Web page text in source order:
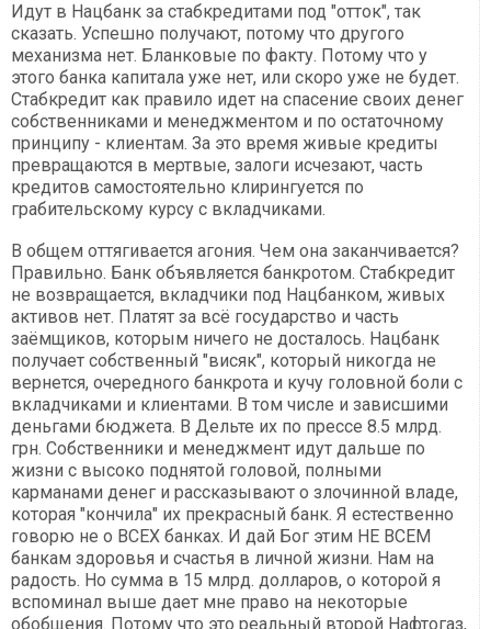
Идут в Нацбанк за стабкредитами под "отток", так
сказать. Успешно получают, потому что другого
механизма нет. Бланковые по факту. Потому что у
этого банка капитала уже нет, или скоро уже не будет.
Стабкредит как правило идет на спасение своих денег
собственниками и менеджментом и по остаточному
принципу - клиентам. За это время живые кредиты
превращаются в мертвые, залоги исчезают, часть
кредитов самостоятельно клирингуется по
грабительскому курсу с вкладчиками.
В общем оттягивается агония. Чем она заканчивается?
Правильно. Банк объявляется банкротом. Стабкредит
не возвращается, вкладчики под Нацбанком, живых
активов нет. Платят за всё государство и часть
заёмщиков, которым ничего не досталось. Нацбанк
получает собственный "висяк", который никогда не
вернется, очередного банкрота и кучу головной боли с
вкладчиками и клиентами. В том числе и зависшими
деньгами бюджета. В Дельте их по прессе 8.5 млрд.
грн. Собственники и менеджмент идут дальше по
жизни с высоко поднятой головой, полными
карманами денег и рассказывают о злочинной владе,
которая "кончила" их прекрасный банк. Я естественно
говорю не о ВСЕХ банках. И дай Бог этим НЕ ВСЕМ
банкам здоровья и счастья в личной жизни. Нам на
радость. Но сумма в 15 млрд. долларов, о которой я
вспоминал выше дает мне право на некоторые
обобщения. Потому что это реальный второй Нафтогаз,